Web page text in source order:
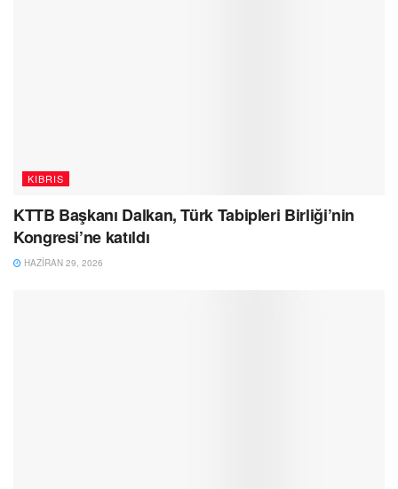
KIBRIS
KTTB Başkanı Dalkan, Türk Tabipleri Birliği’nin
Kongresi’ne katıldı
HAZIRAN 29, 2026